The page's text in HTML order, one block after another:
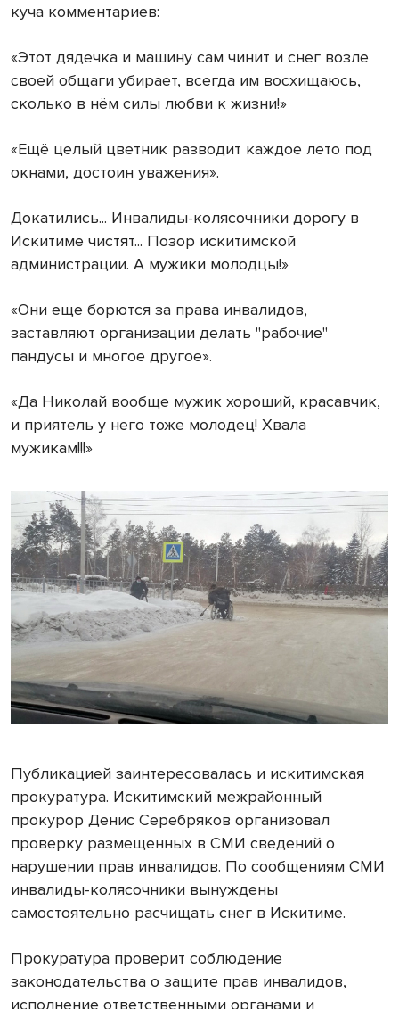
куча комментариев:
«Этот дядечка и машину сам чинит и снег возле
своей общаги убирает, всегда им восхищаюсь,
сколько в нём силы любви к жизни!»
«Ещё целый цветник разводит каждое лето под
окнами, достоин уважения».
Докатились... Инвалиды-колясочники дорогу в
Искитиме чистят... Позор искитимской
администрации. А мужики молодцы!»
«Они еще борются за права инвалидов,
заставляют организации делать "рабочие"
пандусы и многое другое».
«Да Николай вообще мужик хороший, красавчик,
и приятель у него тоже молодец! Хвала
мужикам!!!»
Публикацией заинтересовалась и искитимская
прокуратура. Искитимский межрайонный
прокурор Денис Серебряков организовал
проверку размещенных в СМИ сведений о
нарушении прав инвалидов. По сообщениям СМИ
инвалиды-колясочники вынуждены
самостоятельно расчищать снег в Искитиме.
Прокуратура проверит соблюдение
законодательства о защите прав инвалидов,
исполнение ответственными органами и